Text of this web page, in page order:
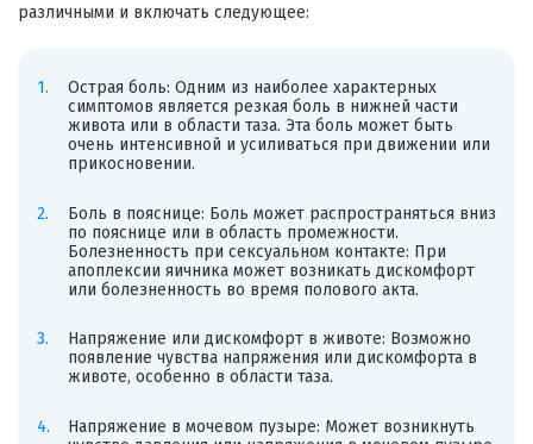
различными и включать следующее:
Острая боль: Одним из наиболее характерных
симптомов является резкая боль в нижней части
живота или в области таза. Эта боль может быть
очень интенсивной и усиливаться при движении или
прикосновении.
Боль в пояснице: Боль может распространяться вниз
по пояснице или в область промежности.
Болезненность при сексуальном контакте: При
апоплексии яичника может возникать дискомфорт
или болезненность во время полового акта.
Напряжение или дискомфорт в животе: Возможно
появление чувства напряжения или дискомфорта в
животе, особенно в области таза.
Напряжение в мочевом пузыре: Может возникнуть